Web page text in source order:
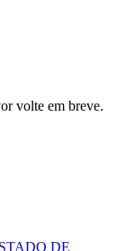
volte em breve.